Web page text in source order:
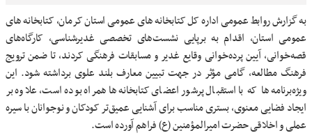
به گزارش روابط عمومی اداره کل کتابخانه های عمومی استان کرمان، کتابخانه های
عمومی استان، اقدام به برپایی نشست‌های تخصصی غدیرشناسی، کارگاه‌های
قصه‌خوانی، آیین پرده‌خوانی وقایع غدیر و مسابقات فرهنگی کردند، تا ضمن ترویج
فرهنگ مطالعه، گامی مؤثر در جهت تبیین معارف بلند علوی برداشته شود. این
ویژه‌برنامه‌ها که با استقبال پرشور اعضای کتابخانه‌ها همراه بوده است، علاوه بر
ایجاد فضایی معنوی، بستری مناسب برای آشنایی عمیق‌تر کودکان و نوجوانان با سیره
عملی و اخلاقی حضرت امیرالمؤمنین (ع) فراهم آورده است.